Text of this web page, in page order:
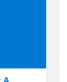
session
in real-
the
of
Using